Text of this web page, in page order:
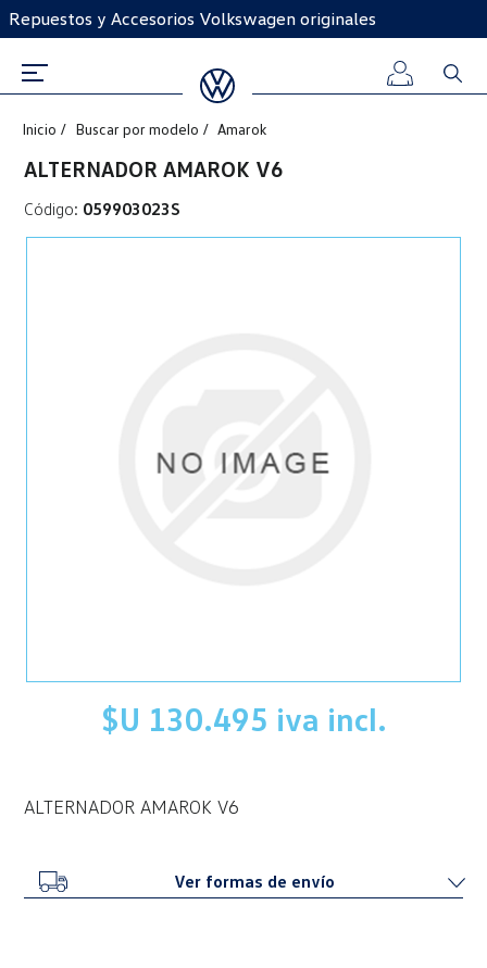
Repuestos y Accesorios Volkswagen originales
Inicio Buscar por modelo Amarok
ALTERNADOR AMAROK V6
Código: 059903023S
$U 130.495 iva incl.
ALTERNADOR AMAROK V6
Ver formas de envío